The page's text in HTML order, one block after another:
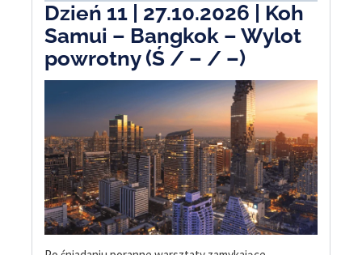
Dzień 11 | 27.10.2026 | Koh
Samui – Bangkok – Wylot
powrotny (Ś / – / –)